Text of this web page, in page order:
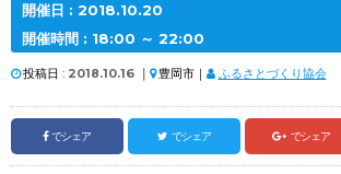
開催日 : 2018.10.20
開催時間 : 18:00 ～ 22:00
投稿日 : 2018.10.16 ｜ 豊岡市｜ ふるさとづくり協会
でシェア でシェア でシェア